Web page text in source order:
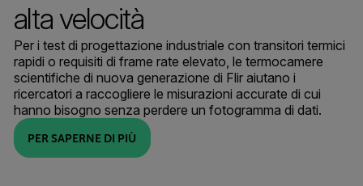
alta velocità
Per i test di progettazione industriale con transitori termici
rapidi o requisiti di frame rate elevato, le termocamere
scientifiche di nuova generazione di Flir aiutano i
ricercatori a raccogliere le misurazioni accurate di cui
hanno bisogno senza perdere un fotogramma di dati.
PER SAPERNE DI PIÙ